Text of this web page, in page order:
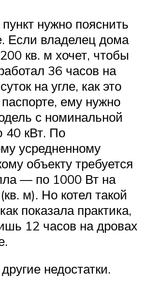
нужно пояснить
Если владелец дома
кв. м хочет, чтобы
36 часов на
на угле, как это
ему нужно
с номинальной
кВт. По
усредненному
объекту требуется
— по 1000 Вт на
м). Но котел такой
показала практика,
12 часов на дровах
недостатки.